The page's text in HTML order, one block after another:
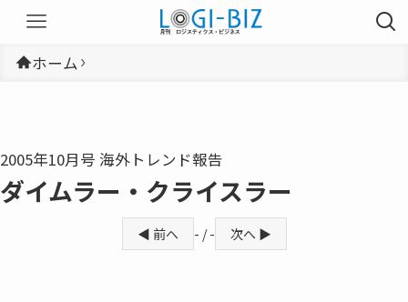
ホーム
2005年10月号 海外トレンド報告
ダイムラー・クライスラー
◀ 前へ - / - 次へ ▶